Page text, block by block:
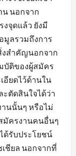
นอกจาก
งจุดแล้ว ยังมี
มูลรวมถึงการ
งสำคัญนอกจาก
บัติของผู้สมัคร
อียดไว้ด้านใน
ตัดสินใจได้ว่า
นนั้นๆ หรือไม่
มัครงานคนอื่นๆ
ด้รับประโยชน์
ชียล นอกจากที่